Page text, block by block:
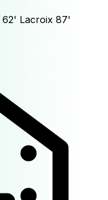
62' Lacroix 87'